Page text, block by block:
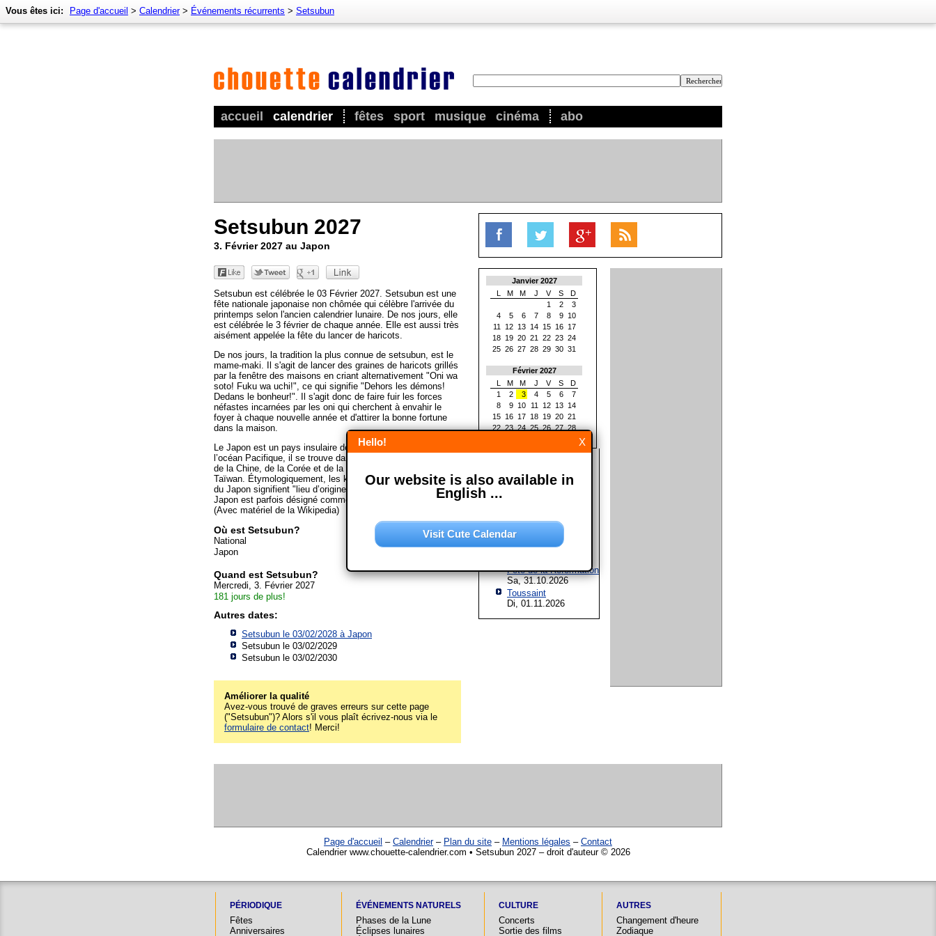
accueil calendrier fêtes sport musique cinéma abo
Vous êtes ici: Page d'accueil > Calendrier> Événements récurrents > Setsubun
Setsubun 2027
3. Février 2027 au Japon
Setsubun est célébrée le 03 Février 2027. Setsubun est une
fête nationale japonaise non chômée qui célèbre l'arrivée du
printemps selon l'ancien calendrier lunaire. De nos jours, elle
est célébrée le 3 février de chaque année. Elle est aussi très
aisément appelée la fête du lancer de haricots.
De nos jours, la tradition la plus connue de setsubun, est le
mame-maki. Il s'agit de lancer des graines de haricots grillés
par la fenêtre des maisons en criant alternativement "Oni wa
soto! Fuku wa uchi!", ce qui signifie "Dehors les démons!
Dedans le bonheur!". Il s'agit donc de faire fuir les forces
néfastes incarnées par les oni qui cherchent à envahir le
foyer à chaque nouvelle année et d'attirer la bonne fortune
dans la maison.
Le Japon est un pays insulaire de l’Asie de l’Est. Situé dans
l’océan Pacifique, il se trouve dans la mer du Japon, à l’est
de la Chine, de la Corée et de la Russie, et au nord de
Taïwan. Étymologiquement, les kanjis qui composent le nom
du Japon signifient "lieu d’origine du Soleil"; c’est ainsi que le
Japon est parfois désigné comme le "pays du Soleil levant".
(Avec matériel de la Wikipedia)
Où est Setsubun?
National
Japon
Quand est Setsubun?
Mercredi, 3. Février 2027
181 jours de plus!
Autres dates:
Setsubun le 03/02/2028 à Japon
Setsubun le 03/02/2029
Setsubun le 03/02/2030
Améliorer la qualité
Avez-vous trouvé de graves erreurs sur cette page
("Setsubun")? Alors s'il vous plaît écrivez-nous via le
formulaire de contact! Merci!
Janvier 2027
L
M M J V S
D
1
2
3
4
5 6 7 8 9 10
11
12 13 14 15 16 17
18 19 20 21 22 23 24
25 26 27 28 29 30 31
Février 2027
L
M M J V S
D
1
2 3 4 5 6
7
8
9 10 11 12 13 14
15 16 17 18 19 20 21
22 23 24 25 26 27 28
allemande
Sa, 03.10.2026
Halloween
Fête de la Réformation
Sa, 31.10.2026
Toussaint
Di, 01.11.2026
Page d'accueil – Calendrier– Plan du site – Mentions légales – Contact
Calendrier www.chouette-calendrier.com • Setsubun 2027 – droit d'auteur © 2026
PÉRIODIQUE
Fêtes
Anniversaires
ÉVÉNEMENTS NATURELS
Phases de la Lune
Éclipses lunaires
CULTURE
Concerts
Sortie des films
AUTRES
Changement d'heure
Zodiaque
X
Hello!
Our website is also available in
English ...
Visit Cute Calendar